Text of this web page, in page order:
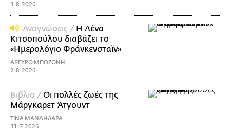
3.8.2026
Αναγνώσεις / Η Λένα
Κιτσοπούλου διαβάζει το
«Ημερολόγιο Φράνκενσταϊν»
ΑΡΓΥΡΩ ΜΠΟΖΩΝΗ
2.8.2026
Βιβλίο /Οι πολλές ζωές της
Μάργκαρετ Άτγουντ
ΤΙΝΑ ΜΑΝΔΗΛΑΡΑ
31.7.2026